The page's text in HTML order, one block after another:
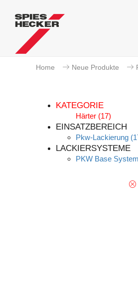
Home Neue Produkte
KATEGORIE
Härter (17)
EINSATZBEREICH
Pkw-Lackierung
LACKIERSYSTEME
PKW Base System